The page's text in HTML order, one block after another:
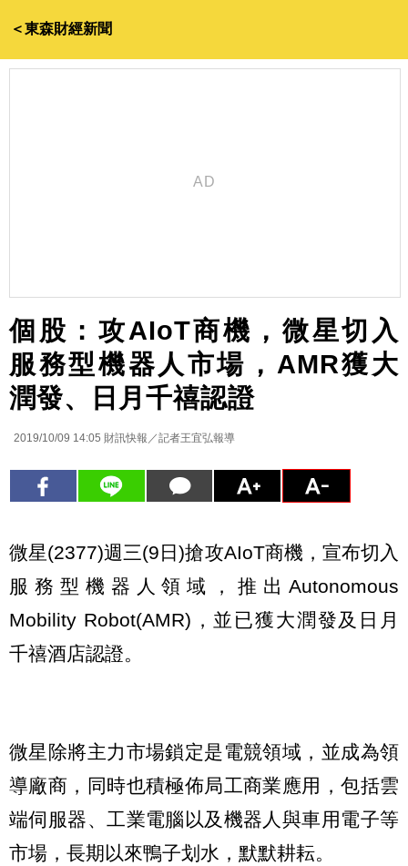
＜東森財經新聞
個股：攻AIoT商機，微星切入
服務型機器人市場，AMR獲大
潤發、日月千禧認證
2019/10/09 14:05 財訊快報／記者王宜弘報導
微星(2377)週三(9日)搶攻AIoT商機，宣布切入
服務型機器人領域，推出Autonomous
Mobility Robot(AMR)，並已獲大潤發及日月
千禧酒店認證。
微星除將主力市場鎖定是電競領域，並成為領
導廠商，同時也積極佈局工商業應用，包括雲
端伺服器、工業電腦以及機器人與車用電子等
市場，長期以來鴨子划水，默默耕耘。